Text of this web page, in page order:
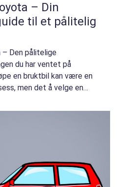
– Din
til et pålitelig
Den pålitelige
du har ventet på
en bruktbil kan være en
men det å velge en
Toyota er kjent for å